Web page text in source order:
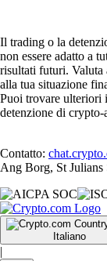
Il trading o la
non essere adatto a
risultati futuri. Valuta
alla tua situazione
Puoi trovare ulteriori
detenzione di crypto-
Contatto:
Ang Borg, St
Italiano
|